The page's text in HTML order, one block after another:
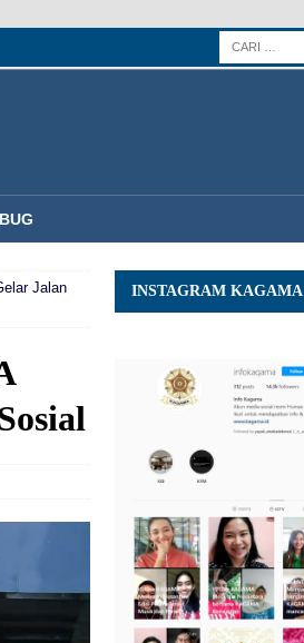
Jalan
INSTAGRAM KAGAMA